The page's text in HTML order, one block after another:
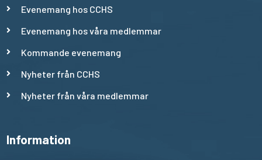
Evenemang hos CCHS
Evenemang hos våra medlemmar
Kommande evenemang
Nyheter från CCHS
Nyheter från våra medlemmar
Information